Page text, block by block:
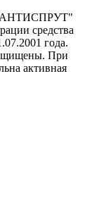
"АНТИСПРУТ"
средства
года.
При
активная